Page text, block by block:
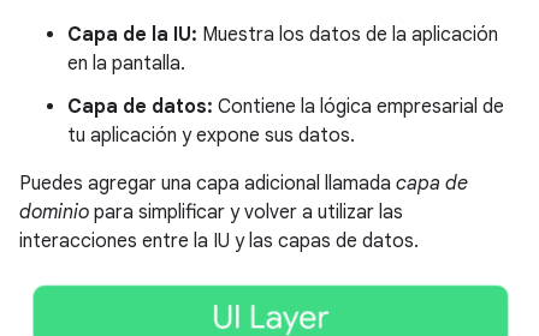
Capa de la IU: Muestra los datos de la aplicación
en la pantalla.
Capa de datos: Contiene la lógica empresarial de
tu aplicación y expone sus datos.
Puedes agregar una capa adicional llamada capa de
dominio para simplificar y volver a utilizar las
interacciones entre la IU y las capas de datos.